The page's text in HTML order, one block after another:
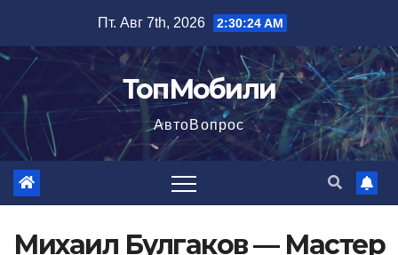
содержимому
Пт. Авг 7th, 2026 2:30:26 AM
ТопМобили
АвтоВопрос
Михаил Булгаков — Мастер